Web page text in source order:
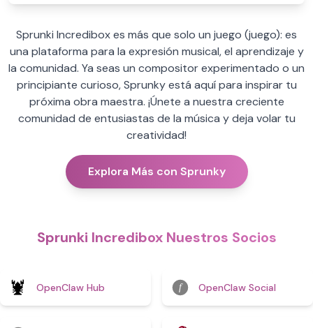
Sprunki Incredibox es más que solo un juego (juego): es
una plataforma para la expresión musical, el aprendizaje y
la comunidad. Ya seas un compositor experimentado o un
principiante curioso, Sprunky está aquí para inspirar tu
próxima obra maestra. ¡Únete a nuestra creciente
comunidad de entusiastas de la música y deja volar tu
creatividad!
Explora Más con Sprunky
Sprunki Incredibox Nuestros Socios
OpenClaw Hub OpenClaw Social